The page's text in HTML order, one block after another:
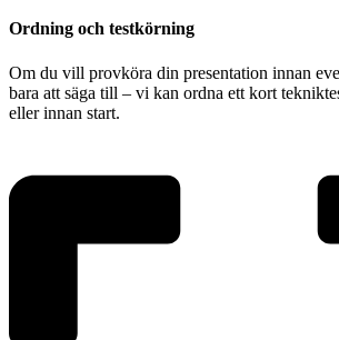
Ordning och testkörning
Om du vill provköra din presentation innan
bara att säga till – vi kan ordna ett kort
eller innan start.